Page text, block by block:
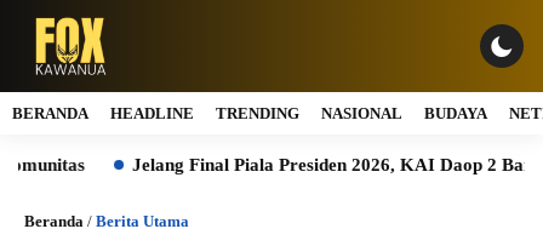
BERANDA HEADLINE TRENDING NASIONAL BUDAYA
Jelang Final Piala Presiden 2026, KAI Daop 2
Beranda / Berita Utama